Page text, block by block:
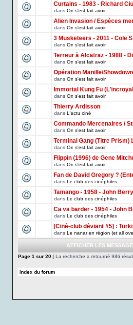
Curtains - 1983 - Richard
dans On s'est fait avoir
Alien Invasion / Espèces
dans On s'est fait avoir
3 Musketeers - 2011 - Cole
dans On s'est fait avoir
Terreur à Alcatraz - 1988 -
dans On s'est fait avoir
Opération Manille/
dans On s'est fait avoir
Immortal Kung Fu
dans On s'est fait avoir
Thierry Ardisson
dans L'actu ciné
Commando Mercenaires /
dans On s'est fait avoir
Terminal Gang (Titre Prism)
dans On s'est fait avoir
Flippin (1996) de Gene
dans On s'est fait avoir
Fan de David Gregory ?
dans Le club des cinéphiles
Tamango - 1958 - John Berry
dans Le club des cinéphiles
Ca va barder - 1954 - John
dans Le club des cinéphiles
[Ciné-club déviant #5] :
dans Le nanar en région (et all
AFFICHER LES
Page 1 sur 20 [ La recherche a retourné 986
Index du forum